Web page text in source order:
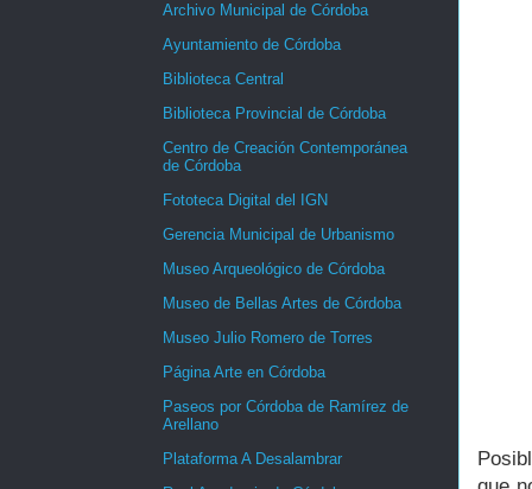
Archivo Municipal de Córdoba
Ayuntamiento de Córdoba
Biblioteca Central
Biblioteca Provincial de Córdoba
Centro de Creación Contemporánea
de Córdoba
Fototeca Digital del IGN
Gerencia Municipal de Urbanismo
Museo Arqueológico de Córdoba
Museo de Bellas Artes de Córdoba
Museo Julio Romero de Torres
Página Arte en Córdoba
Paseos por Córdoba de Ramírez de
Arellano
Plataforma A Desalambrar